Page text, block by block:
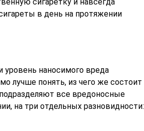
в день на протяжении
уровень наносимого вреда
лучше понять, из чего же состоит
все вредоносные
на три отдельных разновидности: